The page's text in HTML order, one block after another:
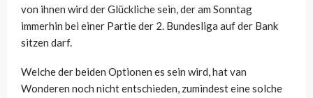
von ihnen wird der Glückliche sein, der am Sonntag
immerhin bei einer Partie der 2. Bundesliga auf der Bank
sitzen darf.
Welche der beiden Optionen es sein wird, hat van
Wonderen noch nicht entschieden, zumindest eine solche